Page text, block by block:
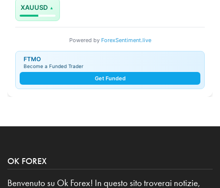
XAUUSD
Powered by ForexSentiment.live
FTMO
Become a Funded Trader
Get Funded
OK FOREX
Benvenuto su Ok Forex! In questo sito troverai notizie,